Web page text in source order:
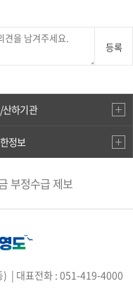
등록
하기관
정보
부정수급 제보
처리센터
러스친구
령 유권해석
) | 대표전화 : 051-419-4000